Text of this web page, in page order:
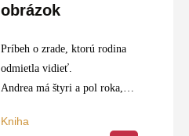
obrázok
Príbeh o zrade, ktorú rodina
odmietla vidieť.
Andrea má štyri a pol roka,
prvýkrát kúpe. Hoci je ešte
Kniha